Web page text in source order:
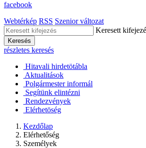
facebook
Webtérkép RSS Szenior változat
Keresett
Keresés
részletes keresés
Hitavali hirdetötábla
Aktualitások
Polgármester informál
Segítünk elintézni
Rendezvények
Elérhetöség
Kezdőlap
Elérhetőség
Személyek